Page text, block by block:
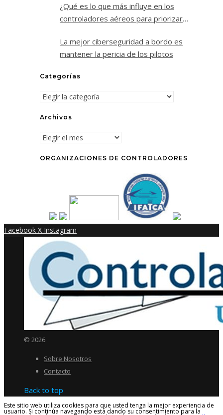
¿Qué es lo que más influye en los
controladores aéreos para priorizar
La mejor ciberseguridad a bordo es
mantener la pericia de los pilotos
Categorías
Categorías
Archivos
Archivos
ORGANIZACIONES DE CONTROLADORES
Facebook X Instagram
© 2026
Sobre Nosotros
Contacto
Back to top
Este sitio web utiliza cookies para que usted tenga la mejor experiencia de
usuario. Si continúa navegando está dando su consentimiento para la